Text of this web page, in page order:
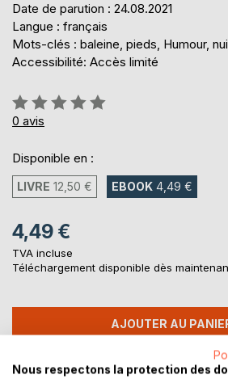
Date de parution : 24.08.2021
Langue : français
Mots-clés : baleine, pieds, Humour,
Accessibilité: Accès limité
Évaluation:
0%
0 avis
Disponible en :
LIVRE 12,50 € EBOOK 4,49 €
4,49 €
TVA incluse
Téléchargement disponible dès
AJOUTER AU
Ajouter à ma liste d'envies
Nous respectons la protection des